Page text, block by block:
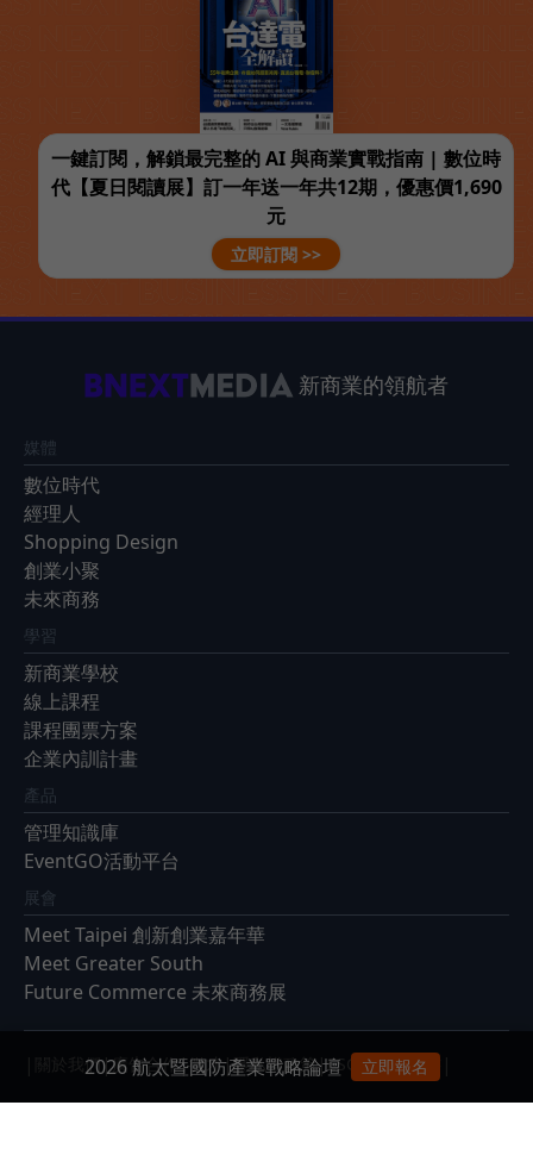
一鍵訂閱，解鎖最完整的 AI 與商業實戰指南 | 數位時
代【夏日閱讀展】訂一年送一年共12期，優惠價1,690
元
立即訂閱 >>
新商業的領航者
媒體
數位時代
經理人
Shopping Design
創業小聚
未來商務
學習
新商業學校
線上課程
課程團票方案
企業內訓計畫
產品
管理知識庫
EventGO活動平台
展會
Meet Taipei 創新創業嘉年華
Meet Greater South
Future Commerce 未來商務展
關於我們|廣告合作|徵才|隱私權政策|ESG永續報告書
客服信箱：service@bnext.com.tw
2026 航太暨國防產業戰略論壇 立即報名